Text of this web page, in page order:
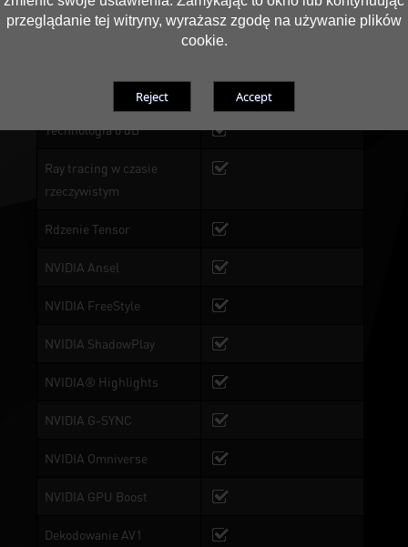
przeglądanie tej witryny, wyrażasz zgodę na używanie plików
cookie.
Podwójny BIOS
BIOS 1: Performance
Technologia 0 dB
Ray tracing w czasie
rzeczywistym
Rdzenie Tensor
NVIDIA Ansel
NVIDIA FreeStyle
NVIDIA ShadowPlay
NVIDIA® Highlights
NVIDIA G-SYNC
NVIDIA Omniverse
NVIDIA GPU Boost
Dekodowanie AV1